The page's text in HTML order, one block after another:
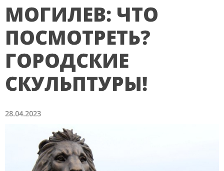
МОГИЛЕВ: ЧТО
ПОСМОТРЕТЬ?
ГОРОДСКИЕ
СКУЛЬПТУРЫ!
28.04.2023